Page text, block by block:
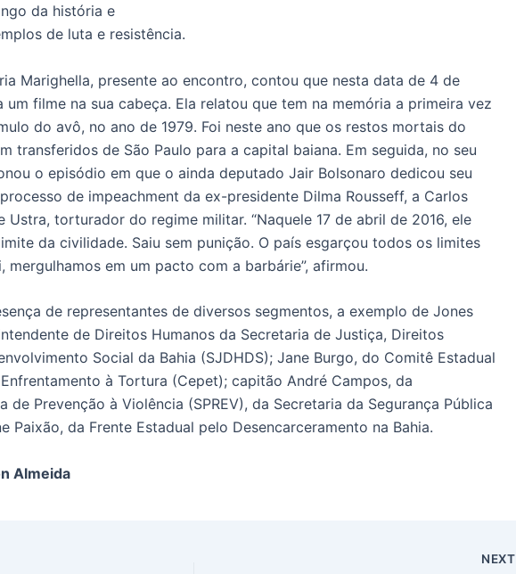
da história e
de luta e resistência.
Marighella, presente ao encontro, contou que nesta data de 4 de
um filme na sua cabeça. Ela relatou que tem na memória a primeira vez
do avô, no ano de 1979. Foi neste ano que os restos mortais do
transferidos de São Paulo para a capital baiana. Em seguida, no seu
o episódio em que o ainda deputado Jair Bolsonaro dedicou seu
de impeachment da ex-presidente Dilma Rousseff, a Carlos
Ustra, torturador do regime militar. “Naquele 17 de abril de 2016, ele
da civilidade. Saiu sem punição. O país esgarçou todos os limites
mergulhamos em um pacto com a barbárie”, afirmou.
de representantes de diversos segmentos, a exemplo de Jones
de Direitos Humanos da Secretaria de Justiça, Direitos
Social da Bahia (SJDHDS); Jane Burgo, do Comitê Estadual
à Tortura (Cepet); capitão André Campos, da
de Prevenção à Violência (SPREV), da Secretaria da Segurança Pública
Paixão, da Frente Estadual pelo Desencarceramento na Bahia.
Almeida
NEXT